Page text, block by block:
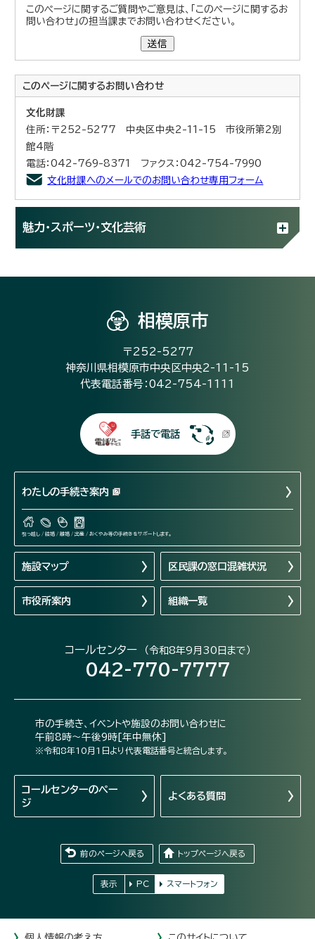
このページに関するご質問やご意見は、「このページに関するお
問い合わせ」の担当課までお問い合わせください。
送信
このページに関するお問い合わせ
文化財課
住所：〒252-5277 中央区中央2-11-15 市役所第2別
館4階
電話：042-769-8371 ファクス：042-754-7990
文化財課へのメールでのお問い合わせ専用フォーム
魅力・スポーツ・文化芸術
相模原市
〒252-5277
神奈川県相模原市中央区中央2-11-15
代表電話番号：042-754-1111
手話で電話
わたしの手続き案内
引っ越し / 結婚 / 離婚 / 出産 / おくやみ等の手続きをサポートします。
施設マップ 区民課の窓口混雑状況
市役所案内 組織一覧
コールセンター （令和8年9月30日まで）
042-770-7777
市の手続き、イベントや施設のお問い合わせに
午前8時～午後9時[年中無休]
※令和8年10月1日より代表電話番号と統合します。
コールセンターのペー
ジ
よくある質問
前のページへ戻る トップページへ戻る
表示 PC スマートフォン